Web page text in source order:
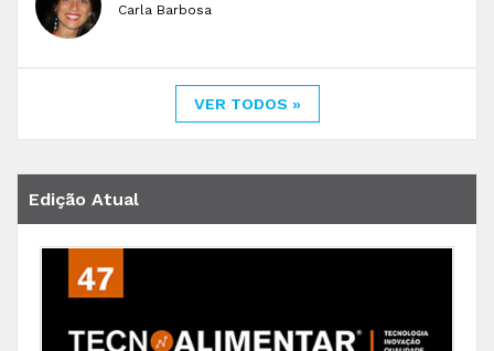
Carla Barbosa
VER TODOS »
Edição Atual